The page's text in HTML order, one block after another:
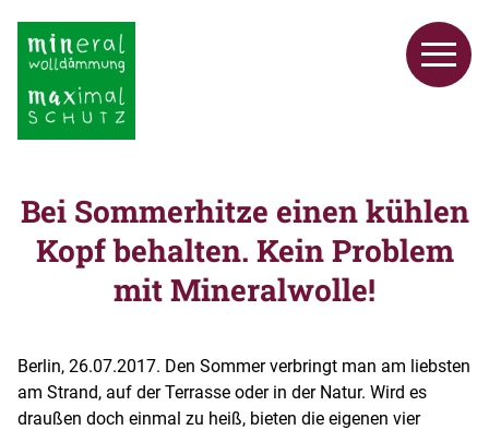
Bei Sommerhitze einen kühlen
Kopf behalten. Kein Problem
mit Mineralwolle!
Berlin, 26.07.2017. Den Sommer verbringt man am liebsten
am Strand, auf der Terrasse oder in der Natur. Wird es
draußen doch einmal zu heiß, bieten die eigenen vier